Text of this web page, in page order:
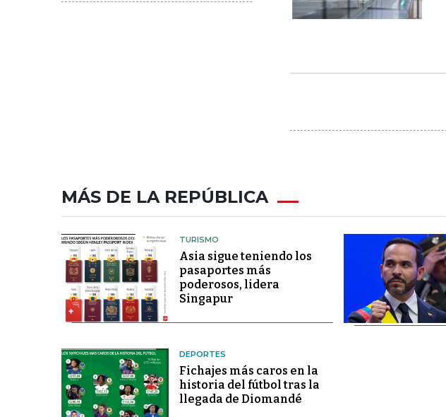
MÁS DE LA REPÚBLICA
TURISMO
Asia sigue teniendo los
pasaportes más
poderosos, lidera
Singapur
DEPORTES
Fichajes más caros en la
historia del fútbol tras la
llegada de Diomandé